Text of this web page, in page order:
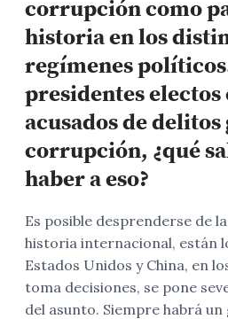
corrupción como
historia en los
regímenes
presidentes electos
acusados de delitos
corrupción, ¿qué
haber a eso?
Es posible desprenderse de
historia internacional, están
Estados Unidos y China, en
toma decisiones, se pone
del asunto. Siempre habrá